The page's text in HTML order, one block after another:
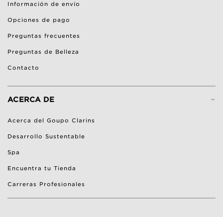
Información de envío
Opciones de pago
Preguntas frecuentes
Preguntas de Belleza
Contacto
-
ACERCA DE
Acerca del Goupo Clarins
Desarrollo Sustentable
Spa
Encuentra tu Tienda
Carreras Profesionales